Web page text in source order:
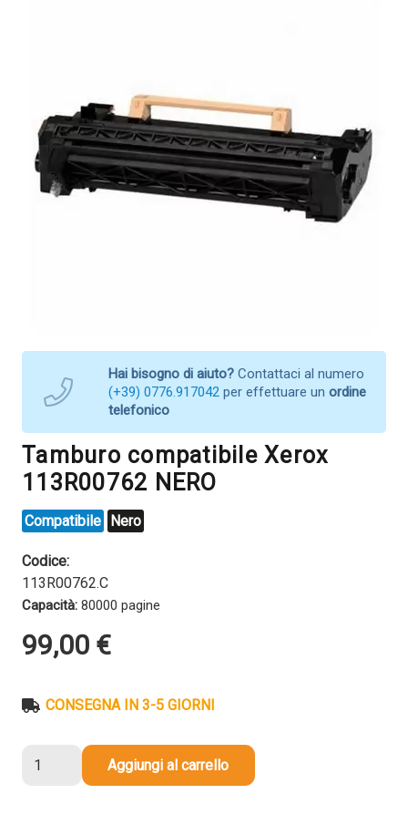
Hai bisogno di aiuto? Contattaci al numero
(+39) 0776.917042 per effettuare un ordine
telefonico
Tamburo compatibile Xerox
113R00762 NERO
Compatibile Nero
Codice:
113R00762.C
Capacità: 80000 pagine
99,00 €
CONSEGNA IN 3-5 GIORNI
compatibile
Aggiungi al carrello